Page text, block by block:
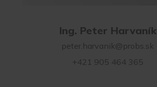
Ing. Peter Harvaník
peter.harvanik@probs.sk
+421 905 464 365